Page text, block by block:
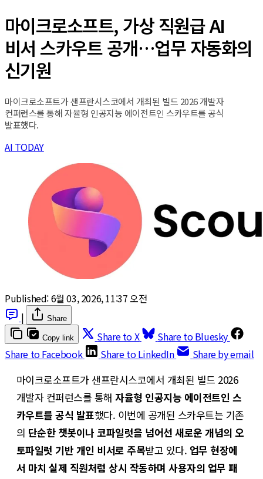
마이크로소프트, 가상 직원급 AI
비서 스카우트 공개…업무 자동화의
신기원
마이크로소프트가 샌프란시스코에서 개최된 빌드 2026 개발자
컨퍼런스를 통해 자율형 인공지능 에이전트인 스카우트를 공식
발표했다.
AI TODAY
Published:6월 03, 2026, 11:37 오전
|
Share
Copy link Share to X
Share to Bluesky
Share to Facebook
Share to LinkedIn Share by email
마이크로소프트가 샌프란시스코에서 개최된 빌드 2026
개발자 컨퍼런스를 통해자율형 인공지능 에이전트인 스
카우트를 공식 발표했다. 이번에 공개된 스카우트는 기존
의 단순한 챗봇이나 코파일럿을 넘어선 새로운 개념의 오
토파일럿 기반 개인 비서로 주목받고 있다. 업무 현장에
서 마치 실제 직원처럼 상시 작동하며 사용자의 업무 패